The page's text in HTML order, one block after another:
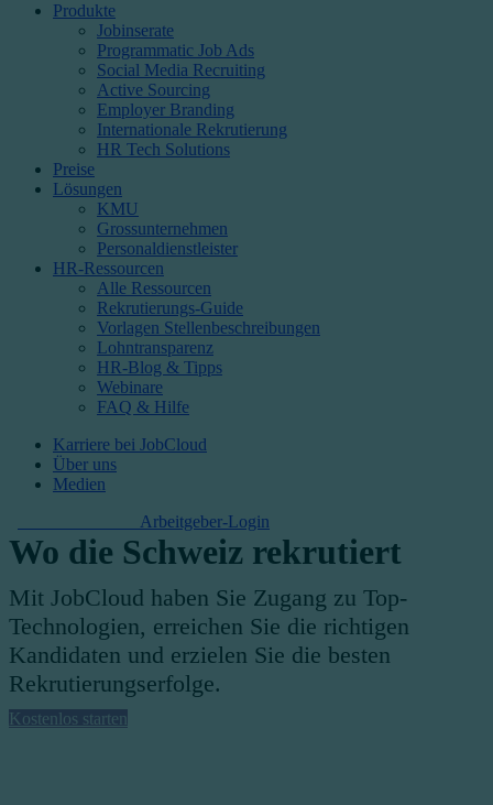
Produkte
Jobinserate
Programmatic Job Ads
Social Media Recruiting
Active Sourcing
Employer Branding
Internationale Rekrutierung
HR Tech Solutions
Preise
Lösungen
KMU
Grossunternehmen
Personaldienstleister
HR-Ressourcen
Alle Ressourcen
Rekrutierungs-Guide
Vorlagen Stellenbeschreibungen
Lohntransparenz
HR-Blog & Tipps
Webinare
FAQ & Hilfe
Karriere bei JobCloud​
Über uns
Medien
Arbeitgeber-Login
Wo die Schweiz rekrutiert
Mit JobCloud haben Sie Zugang zu Top-
Technologien, erreichen Sie die richtigen
Kandidaten und erzielen Sie die besten
Rekrutierungserfolge.
Kostenlos starten